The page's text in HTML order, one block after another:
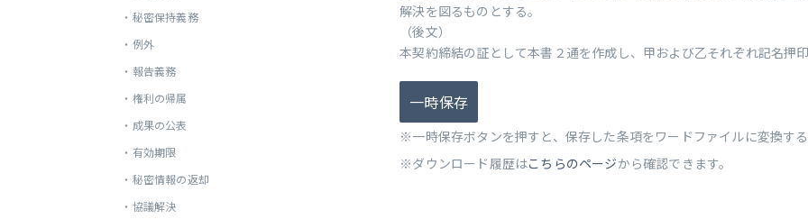
・ 秘密保持義務
・ 例外
・ 報告義務
・ 権利の帰属
・ 成果の公表
・ 有効期限
・ 秘密情報の返却
・ 協議解決
解決を図るものとする。
（後文）
本契約締結の証として本書２通を作成し、甲および乙それぞれ記名押
一時保存
※一時保存ボタンを押すと、保存した条項をワードファイルに変換する
※ダウンロード履歴はこちらのページから確認できます。